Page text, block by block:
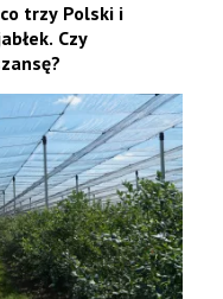
trzy Polski i
Czy